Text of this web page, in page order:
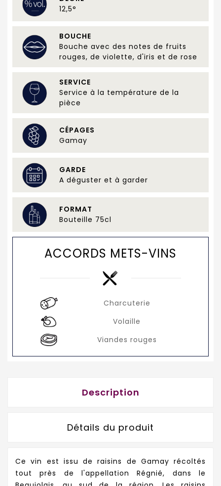
12,5°
BOUCHE
Bouche avec des notes de fruits
rouges, de violette, d'iris et de rose
SERVICE
Service à la température de la
pièce
CÉPAGES
Gamay
GARDE
A déguster et à garder
FORMAT
Bouteille 75cl
ACCORDS METS-VINS
Charcuterie
Volaille
Viandes rouges
Description
Détails du produit
Ce vin est issu de raisins de Gamay récoltés
tout près de l'appellation Régnié, dans le